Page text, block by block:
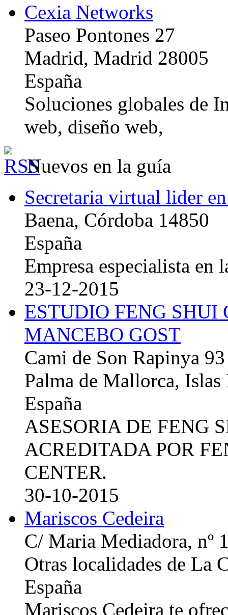
Cexia Networks
Paseo Pontones 27
Madrid, Madrid 28005
España
Soluciones globales de
web, diseño web,
Nuevos en la guía
Secretaria virtual lider
Baena, Córdoba 14850
España
Empresa especialista en
23-12-2015
ESTUDIO FENG
MANCEBO GOST
Cami de Son Rapinya 93
Palma de Mallorca, Islas
España
ASESORIA DE FENG
ACREDITADA POR
CENTER.
30-10-2015
Mariscos Cedeira
C/ Maria Mediadora, nº
Otras localidades de La
España
Mariscos Cedeira te